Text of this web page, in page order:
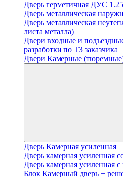
Дверь герметичная ДУС
Дверь металлическая
Дверь металлическая
листа металла)
Двери входные и
разработки по ТЗ заказчика
Двери Камерные
Дверь Камерная усиленная
Дверь камерная усиленная
Дверь камерная усиленная
Блок Камерный дверь +